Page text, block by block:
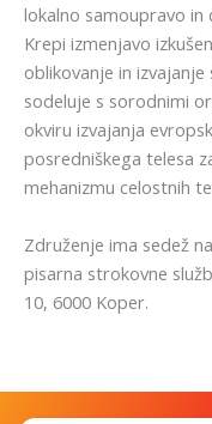
lokalno samoupravo
Krepi izmenjavo
oblikovanje in
sodeluje s sorodnimi
okviru izvajanja
posredniškega telesa
mehanizmu celostnih
Združenje ima sedež
pisarna strokovne
10, 6000 Koper.